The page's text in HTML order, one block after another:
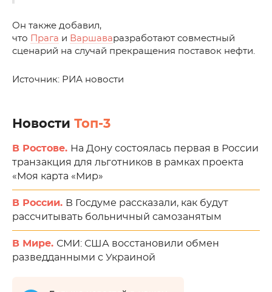
Он также добавил,
что
Прага и Варшаваразработают совместный
сценарий на случай прекращения поставок нефти.
Источник: РИА новости
Новости Топ-3
В Ростове. На Дону состоялась первая в России
транзакция для льготников в рамках проекта
«Моя карта «Мир»
В России. В Госдуме рассказали, как будут
рассчитывать больничный самозанятым
В Мире. СМИ: США восстановили обмен
разведданными с Украиной